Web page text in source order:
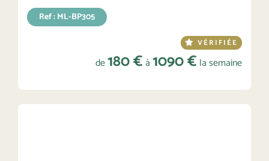
Ref : ML-BP305
VÉRIFIÉE
de180 €à1090 € la semaine